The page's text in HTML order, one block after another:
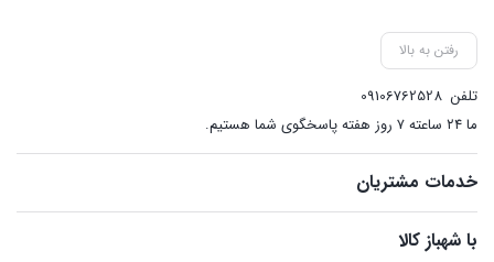
رفتن به بالا
تلفن 09106762528
ما ۲۴ ساعته ۷ روز هفته پاسخگوی شما هستیم.
خدمات مشتریان
با شهباز کالا